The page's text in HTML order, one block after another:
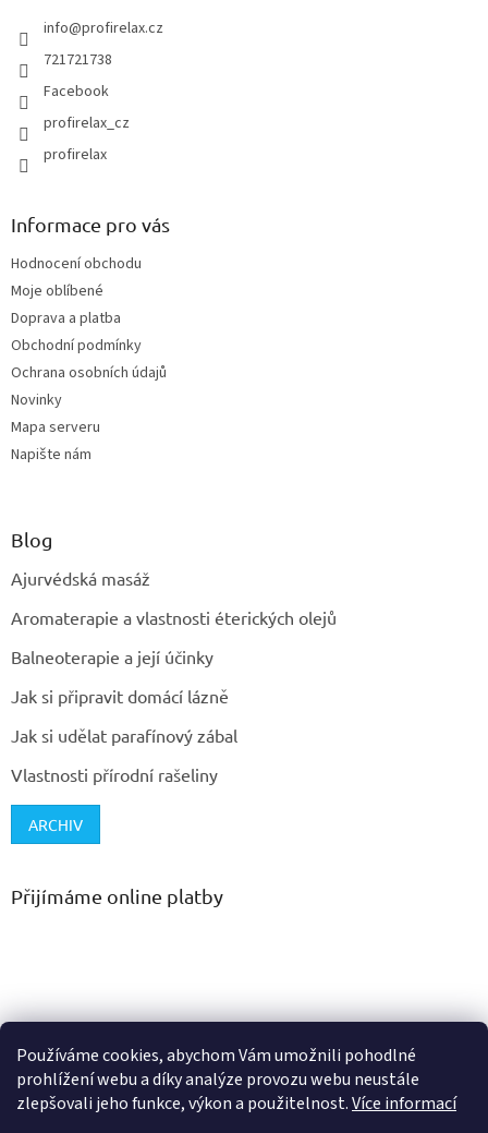
Používáme cookies, abychom Vám umožnili pohodlné
prohlížení webu a díky analýze provozu webu neustále
zlepšovali jeho funkce, výkon a použitelnost.Více informací
info@profirelax.cz
721721738
Facebook
profirelax_cz
profirelax
Informace pro vás
Hodnocení obchodu
Moje oblíbené
Doprava a platba
Obchodní podmínky
Ochrana osobních údajů
Novinky
Mapa serveru
Napište nám
Blog
Ajurvédská masáž
Aromaterapie a vlastnosti éterických olejů
Balneoterapie a její účinky
Jak si připravit domácí lázně
Jak si udělat parafínový zábal
Vlastnosti přírodní rašeliny
ARCHIV
Přijímáme online platby